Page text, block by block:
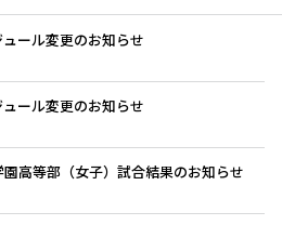
ール変更のお知らせ
ール変更のお知らせ
高等部（女子）試合結果のお知らせ